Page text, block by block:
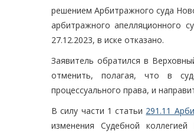
решением Арбитражного суда
арбитражного апелляционного
27.12.2023, в иске отказано.
Заявитель обратился в
отменить, полагая, что в
процессуального права, и
В силу части 1 статьи 291.11
изменения Судебной